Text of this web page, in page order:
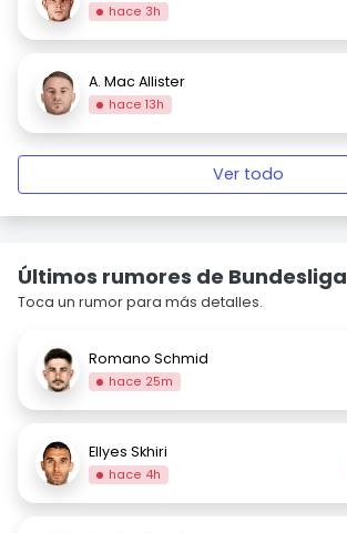
hace 3h
A. Mac Allister
hace 13h
Ver todo
Últimos rumores de Bundesliga
Toca un rumor para más detalles.
Romano Schmid
hace 25m
Ellyes Skhiri
hace 4h